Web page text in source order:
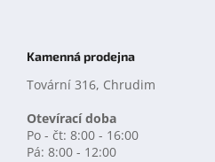
Kamenná prodejna
Tovární 316, Chrudim
Otevírací doba
Po - čt: 8:00 - 16:00
Pá: 8:00 - 12:00